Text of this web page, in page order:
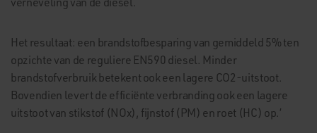
Het resultaat: een brandstofbesparing van gemiddeld 5% ten
opzichte van de reguliere EN590 diesel. Minder
brandstofverbruik betekent ook een lagere CO2-uitstoot.
Bovendien levert de efficiënte verbranding ook een lagere
uitstoot van stikstof (NOx), fijnstof (PM) en roet (HC) op.’